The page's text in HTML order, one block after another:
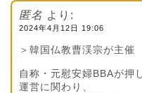
匿名 より:
2024年4月12日 19:06
＞韓国仏教曹渓宗が主催
自称・元慰安婦BBAが押
運営に関わり、